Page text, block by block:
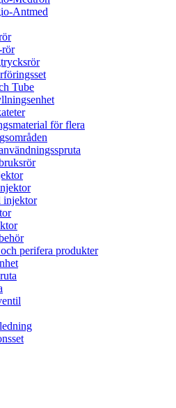
Antmed
Tube
för flera
injektor
perifera produkter